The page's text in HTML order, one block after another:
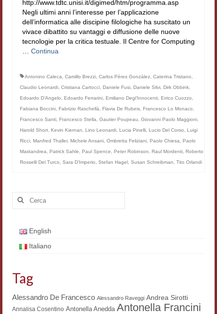
Filologia digitale
Lexicon
ALIM
Lo studium aretino del ‘200
DIGIMED
Eurasian Latin Archive
Rammses
Master INFOTEXT
Workshop DH
Summer School DH
Pubblicazioni
http://www.tdtc.unisi.it/digimed/htm/programma.asp
Negli ultimi anni l’interesse per l’applicazione
dell’informatica alle discipine filologiche ha suscitato un
vivace dibattito su vantaggi e diffusione delle nuove
tecnologie per la critica testuale. Il Centre for Computing
Continua
Antonino Caleca Camillo Brezzi Carlos Péres Gonzàlez Caterina Tristano
Claudio Leonardi Cristiana Cartocci Daniele Fusi Daniele Silvi Dirk Obbink
Edoardo D’Angelo
Edoardo Ferrarini Emiliano Degl’Innocenti Errico Cuozzo
Fabiana Boccini Fabrizio Raschellà Flavia De Rubeis Francesco Lo Monaco
Francesco Santi Francesco Stella Gautier Poupeau Giovanni Paolo Maggioni
Harold Short Kevin Kiernan Lino Leonardi Lucia Pinelli Lucio Del Corso
Luigi
Ricci Manfred Thaller, Michele Ansani Ombretta Feliziani Paolo Chiesa
Paolo
Mastandrea
Patrick Sahle Paul Spence Peter Robinson Raul Mordenti Roberto
Rosselli Del Turco
Sara D'Imperio Stefan Hagel Susan Schreibman Tito Orlandi
Cerca:
English
Italiano
Tag
Alessandro De Francesco Alessandro Raveggi Andrea Sirotti
Annalisa Cosentino Antonella Anedda Antonella Francini